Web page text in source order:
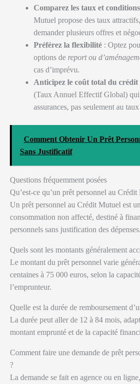
Comparez les taux et conditions
Mutuel propose des taux
demander plusieurs offres et
Préférez la flexibilité : Optez
options de report ou
cas d’imprévu.
Anticipez le coût total du crédit
(Taux Annuel Effectif Global) qui
assurances, pas seulement au
Comment Obtenir Un Prêt
Sans Justificatif
Questions fréquemment posées
Qu’est-ce qu’un prêt personnel au
Un prêt personnel au Crédit Mutuel est
consommation non affecté, destiné à
personnels sans justification des dépenses.
Quels sont les montants généralement
Le montant du prêt personnel varie
centaines à 75 000 euros, selon la
l’emprunteur.
Quelle est la durée de remboursement
La durée peut aller de 12 à 84 mois,
montant emprunté et de la capacité
Comment faire une demande de prêt
?
La demande se fait en agence ou en